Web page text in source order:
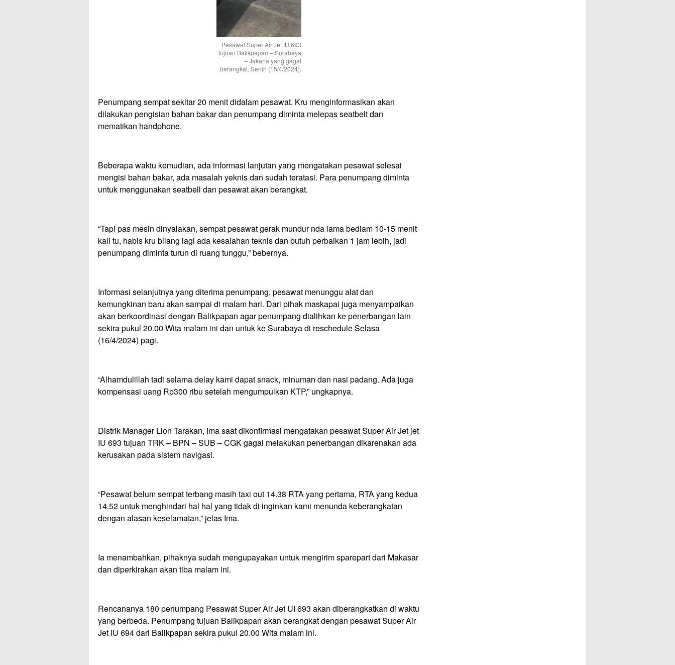
Pesawat Super Air Jet IU 693
tujuan Balikpapan – Surabaya
– Jakarta yang gagal
berangkat, Senin (15/4/2024).
Penumpang sempat sekitar 20 menit didalam pesawat. Kru menginformasikan akan
dilakukan pengisian bahan bakar dan penumpang diminta melepas seatbelt dan
mematikan handphone.
Beberapa waktu kemudian, ada informasi lanjutan yang mengatakan pesawat selesai
mengisi bahan bakar, ada masalah yeknis dan sudah teratasi. Para penumpang diminta
untuk menggunakan seatbell dan pesawat akan berangkat.
“Tapi pas mesin dinyalakan, sempat pesawat gerak mundur nda lama bediam 10-15 menit
kali tu, habis kru bilang lagi ada kesalahan teknis dan butuh perbaikan 1 jam lebih, jadi
penumpang diminta turun di ruang tunggu,” bebernya.
Informasi selanjutnya yang diterima penumpang, pesawat menunggu alat dan
kemungkinan baru akan sampai di malam hari. Dari pihak maskapai juga menyampaikan
akan berkoordinasi dengan Balikpapan agar penumpang dialihkan ke penerbangan lain
sekira pukul 20.00 Wita malam ini dan untuk ke Surabaya di reschedule Selasa
(16/4/2024) pagi.
“Alhamdulillah tadi selama delay kami dapat snack, minuman dan nasi padang. Ada juga
kompensasi uang Rp300 ribu setelah mengumpulkan KTP,” ungkapnya.
Distrik Manager Lion Tarakan, Ima saat dikonfirmasi mengatakan pesawat Super Air Jet jet
IU 693 tujuan TRK – BPN – SUB – CGK gagal melakukan penerbangan dikarenakan ada
kerusakan pada sistem navigasi.
“Pesawat belum sempat terbang masih taxi out 14.38 RTA yang pertama, RTA yang kedua
14.52 untuk menghindari hal hal yang tidak di inginkan kami menunda keberangkatan
dengan alasan keselamatan,” jelas Ima.
Ia menambahkan, pihaknya sudah mengupayakan untuk mengirim sparepart dari Makasar
dan diperkirakan akan tiba malam ini.
Rencananya 180 penumpang Pesawat Super Air Jet UI 693 akan diberangkatkan di waktu
yang berbeda. Penumpang tujuan Balikpapan akan berangkat dengan pesawat Super Air
Jet IU 694 dari Balikpapan sekira pukul 20.00 Wita malam ini.